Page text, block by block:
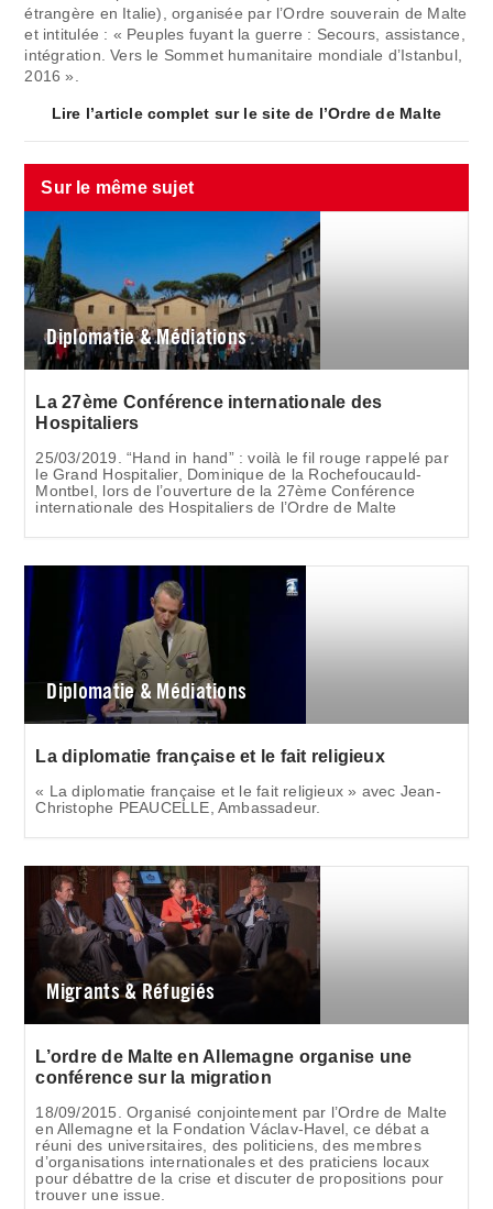
étrangère en Italie), organisée par l’Ordre souverain de Malte
et intitulée : « Peuples fuyant la guerre : Secours, assistance,
intégration. Vers le Sommet humanitaire mondiale d’Istanbul,
2016 ».
Lire l’article complet sur le site de l’Ordre de Malte
Sur le même sujet
Diplomatie & Médiations
La 27ème Conférence internationale des
Hospitaliers
25/03/2019. “Hand in hand” : voilà le fil rouge rappelé par
le Grand Hospitalier, Dominique de la Rochefoucauld-
Montbel, lors de l’ouverture de la 27ème Conférence
internationale des Hospitaliers de l’Ordre de Malte
Diplomatie & Médiations
La diplomatie française et le fait religieux
« La diplomatie française et le fait religieux » avec Jean-
Christophe PEAUCELLE, Ambassadeur.
Migrants & Réfugiés
L’ordre de Malte en Allemagne organise une
conférence sur la migration
18/09/2015. Organisé conjointement par l’Ordre de Malte
en Allemagne et la Fondation Václav-Havel, ce débat a
réuni des universitaires, des politiciens, des membres
d’organisations internationales et des praticiens locaux
pour débattre de la crise et discuter de propositions pour
trouver une issue.